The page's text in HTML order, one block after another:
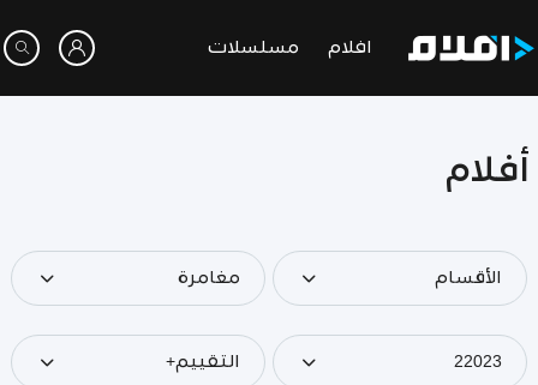
افلام مسلسلات
أفلام
الأقسام مغامرة
22023 التقييم+